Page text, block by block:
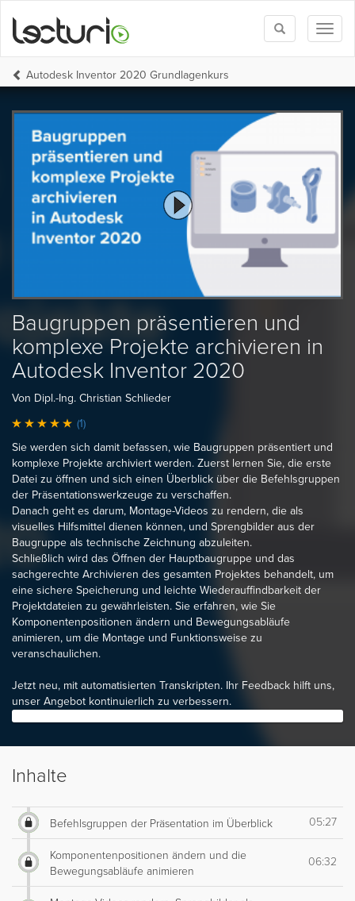
Toggle
search
Autodesk Inventor 2020 Grundlagenkurs
Baugruppen präsentieren und
komplexe Projekte archivieren in
Autodesk Inventor 2020
Von Dipl.-Ing. Christian Schlieder
(1)
Sie werden sich damit befassen, wie Baugruppen präsentiert und
komplexe Projekte archiviert werden. Zuerst lernen Sie, die erste
Datei zu öffnen und sich einen Überblick über die Befehlsgruppen
der Präsentationswerkzeuge zu verschaffen.
Danach geht es darum, Montage-Videos zu rendern, die als
visuelles Hilfsmittel dienen können, und Sprengbilder aus der
Baugruppe als technische Zeichnung abzuleiten.
Schließlich wird das Öffnen der Hauptbaugruppe und das
sachgerechte Archivieren des gesamten Projektes behandelt, um
eine sichere Speicherung und leichte Wiederauffindbarkeit der
Projektdateien zu gewährleisten. Sie erfahren, wie Sie
Komponentenpositionen ändern und Bewegungsabläufe
animieren, um die Montage und Funktionsweise zu
veranschaulichen.
Jetzt neu, mit automatisierten Transkripten. Ihr Feedback hilft uns,
unser Angebot kontinuierlich zu verbessern.
Inhalte
Befehlsgruppen der Präsentation im Überblick 05:27
Komponentenpositionen ändern und die
Bewegungsabläufe animieren
06:32